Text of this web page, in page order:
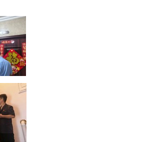
08-07 15:26
共筑轻商长期增长新局！ 奇瑞
年中合作伙伴大会隆重召开
07 15:12
城】诸城法院开展2026年第28次